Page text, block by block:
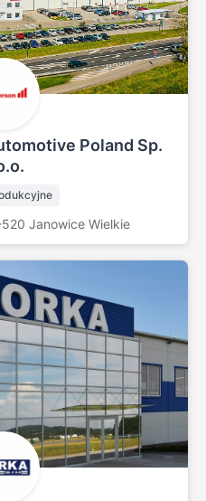
Poland Sp.
Janowice Wielkie